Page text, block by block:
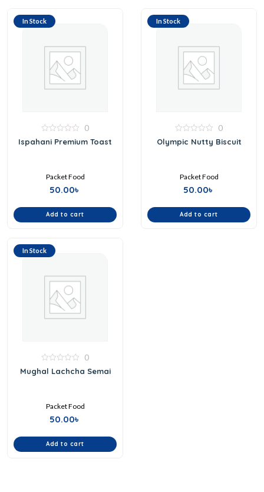
In Stock
out
0
Ispahani Premium Toast
Packet Food
50.00৳
Add to cart
In Stock
out
0
Olympic Nutty Biscuit
Packet Food
50.00৳
Add to cart
In Stock
out
0
Mughal Lachcha Semai
Packet Food
50.00৳
Add to cart